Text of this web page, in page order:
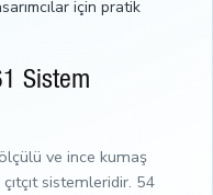
için pratik
Sistem
ve ince kumaş
sistemleridir. 54